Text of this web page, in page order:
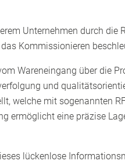
Unternehmen durch
Kommissionieren
Wareneingang über die
und
welche mit sogenannten
ermöglicht eine präzise
lückenlose